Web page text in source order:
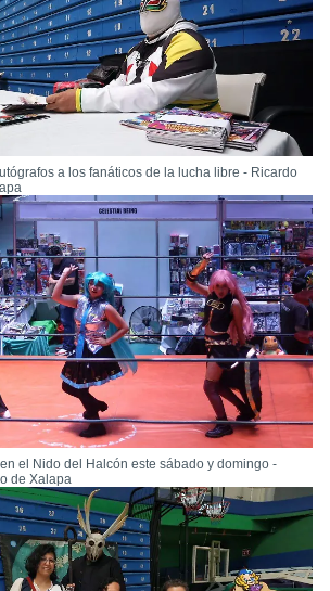
a los fanáticos de la lucha libre - Ricardo
el Nido del Halcón este sábado y domingo -
de Xalapa